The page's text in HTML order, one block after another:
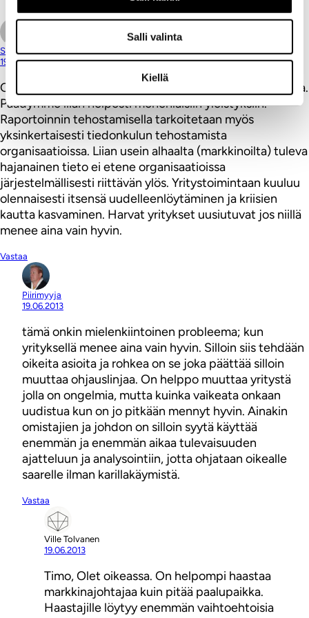
Salli valinta
Kiellä
Vastaa
Sakari Sainio (@sakarisainio)
19.06.2013
Olen kyllä hieman eri mieltä tiedolla johtamisen paluusta.
Päädymme liian helposti monenlaisiin yleistyksiin.
Raportoinnin tehostamisella tarkoitetaan myös
yksinkertaisesti tiedonkulun tehostamista
organisaatioissa. Liian usein alhaalta (markkinoilta) tuleva
hajanainen tieto ei etene organisaatioissa
järjestelmällisesti riittävän ylös. Yritystoimintaan kuuluu
olennaisesti itsensä uudelleenlöytäminen ja kriisien
kautta kasvaminen. Harvat yritykset uusiutuvat jos niillä
menee aina vain hyvin.
Vastaa
Piirimyyja
19.06.2013
tämä onkin mielenkiintoinen probleema; kun
yrityksellä menee aina vain hyvin. Silloin siis tehdään
oikeita asioita ja rohkea on se joka päättää silloin
muuttaa ohjauslinjaa. On helppo muuttaa yritystä
jolla on ongelmia, mutta kuinka vaikeata onkaan
uudistua kun on jo pitkään mennyt hyvin. Ainakin
omistajien ja johdon on silloin syytä käyttää
enemmän ja enemmän aikaa tulevaisuuden
ajatteluun ja analysointiin, jotta ohjataan oikealle
saarelle ilman karillakäymistä.
Vastaa
Ville Tolvanen
19.06.2013
Timo, Olet oikeassa. On helpompi haastaa
markkinajohtajaa kuin pitää paalupaikka.
Haastajille löytyy enemmän vaihtoehtoisia